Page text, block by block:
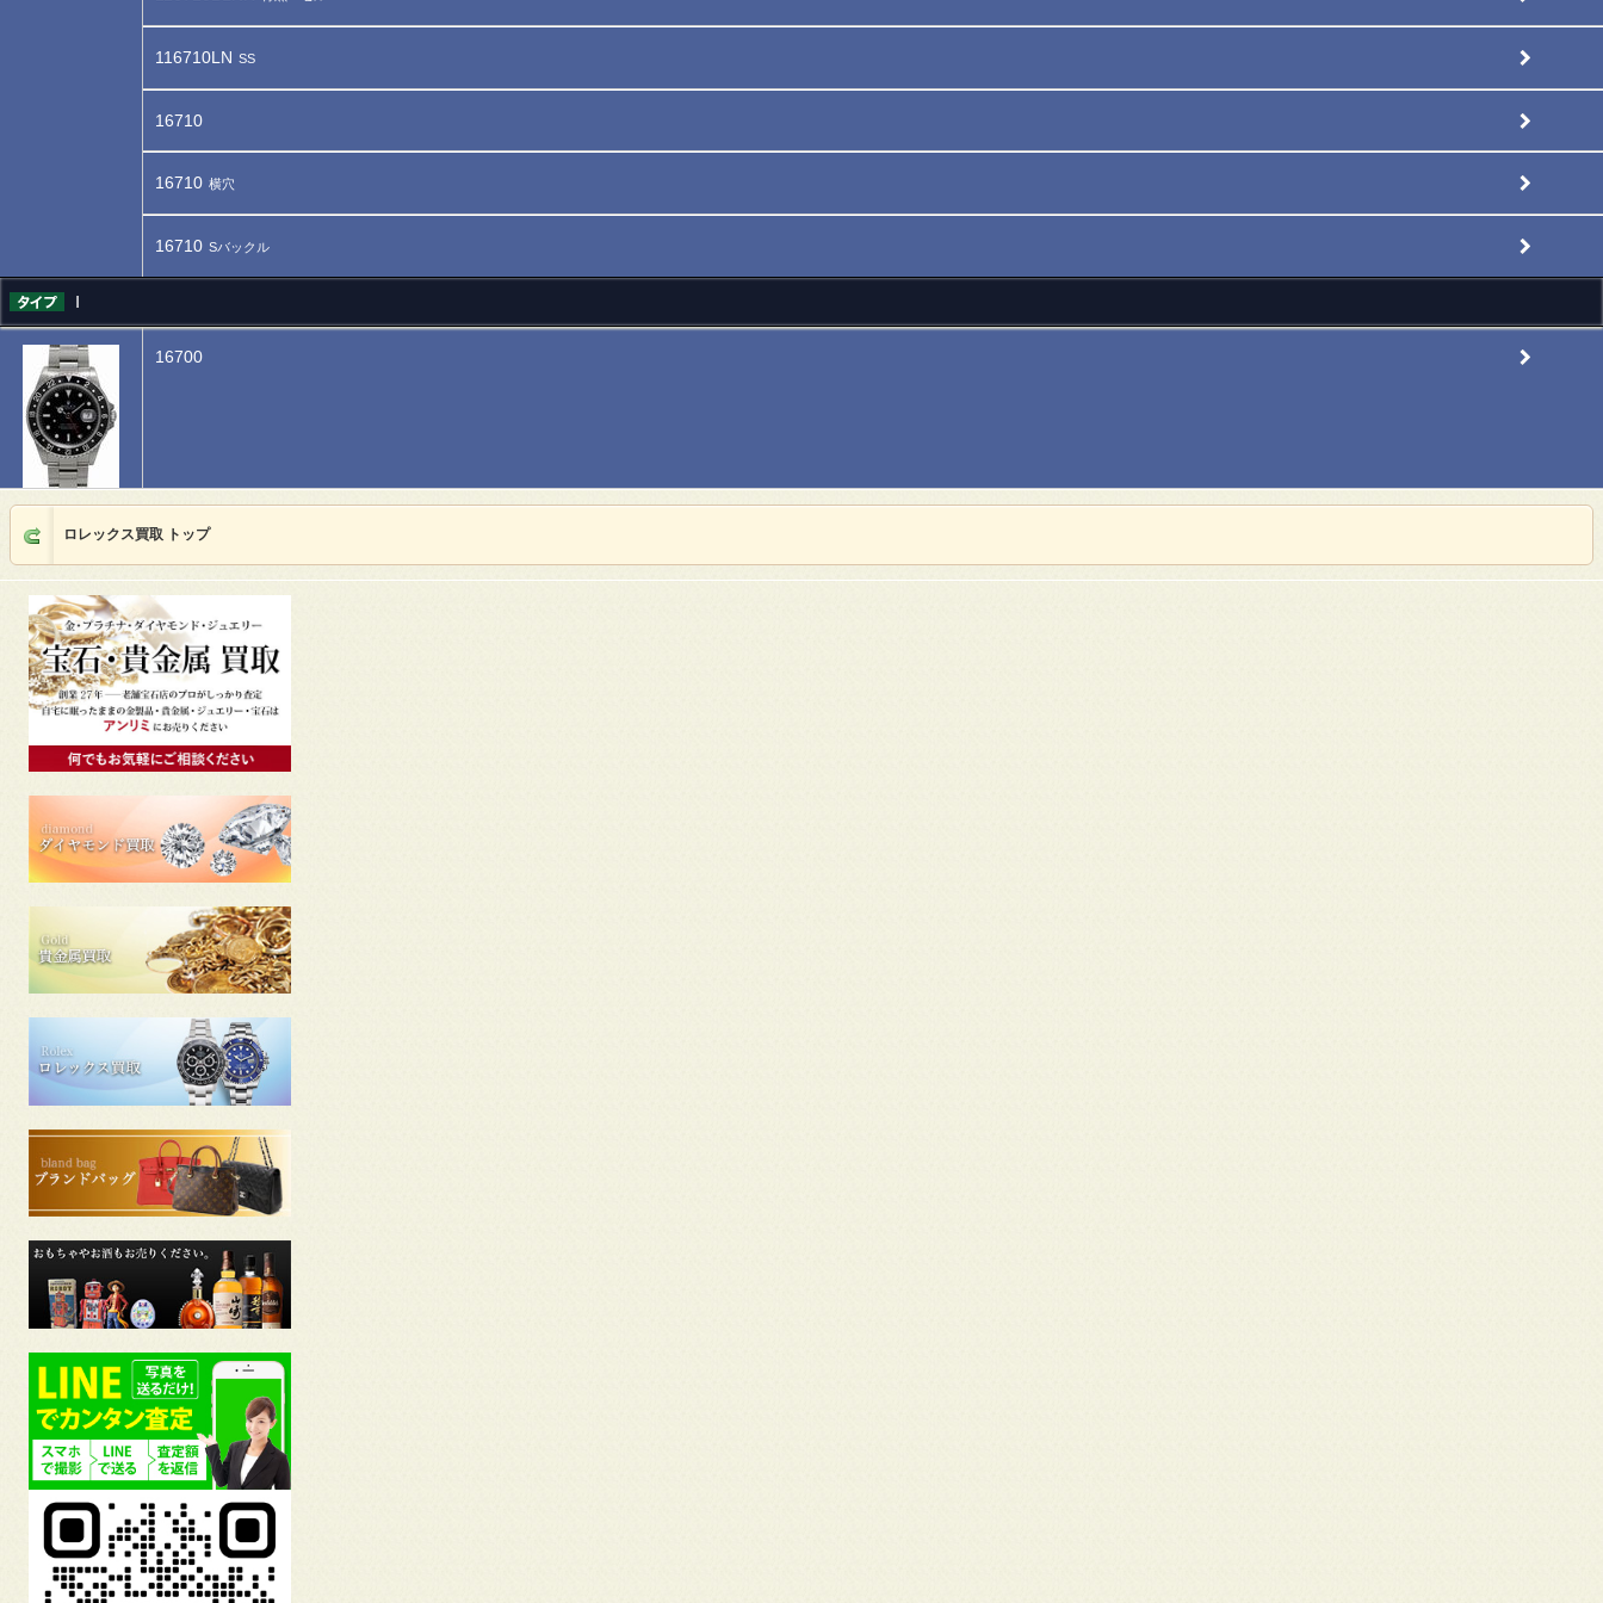
116710LN SS
16710
16710 横穴
16710 Sバックル
Ⅰ
16700
ロレックス買取 トップ